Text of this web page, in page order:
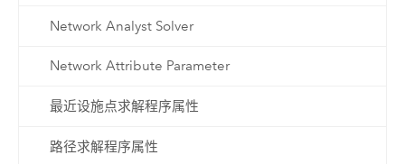
Network Analyst Solver
Network Attribute Parameter
最近设施点求解程序属性
路径求解程序属性